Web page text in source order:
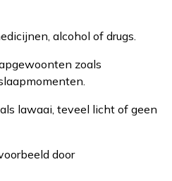
goed te kunnen
alcohol of drugs.
zoals
lawaai, teveel licht of geen
door